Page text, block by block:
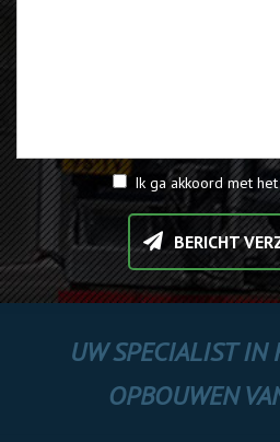
Ik ga akkoord met het
BERICHT
UW SPECIALIST IN
OPBOUWEN